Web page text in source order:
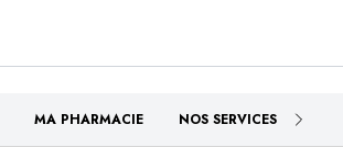
MA PHARMACIE NOS SERVICES